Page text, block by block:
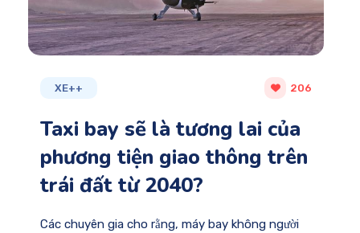
XE++ 206
Taxi bay sẽ là tương lai của
phương tiện giao thông trên
trái đất từ 2040?
Các chuyên gia cho rằng, máy bay không người